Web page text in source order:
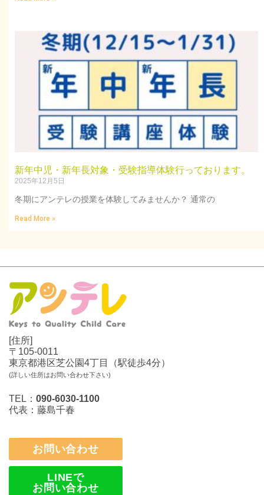
新年中児・新年長対象・受験指導体験行っております。
2025年12月5日
冬期にアンテレの授業を体験してみませんか？ 通常の
Read More »
[住所]
〒105-0011
東京都港区芝公園4丁目（駅徒歩4分）
(詳しい住所はお問い合わせ下さい)
TEL： 090-6030-1100
代表：藤島千春
お問い合わせ
LINEで
お問い合わせ